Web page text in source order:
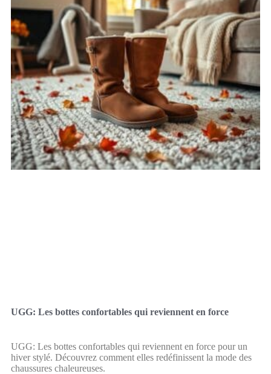
UGG: Les bottes confortables qui reviennent en force
UGG: Les bottes confortables qui reviennent en force pour un
hiver stylé. Découvrez comment elles redéfinissent la mode des
chaussures chaleureuses.